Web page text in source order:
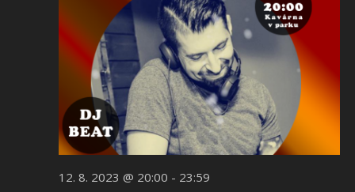
12. 8. 2023 @ 20:00 - 23:59